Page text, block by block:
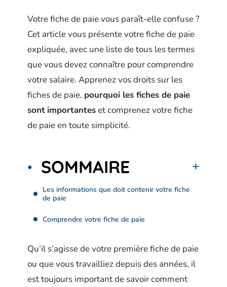
Votre fiche de paie vous paraît-elle confuse ?
Cet article vous présente votre fiche de paie
expliquée, avec une liste de tous les termes
que vous devez connaître pour comprendre
votre salaire. Apprenez vos droits sur les
fiches de paie, pourquoi les fiches de paie
sont importanteset comprenez votre fiche
de paie en toute simplicité.
SOMMAIRE
Les informations que doit contenir votre fiche
de paie
Comprendre votre fiche de paie
Qu’il s’agisse de votre première fiche de paie
ou que vous travailliez depuis des années, il
est toujours important de savoir comment